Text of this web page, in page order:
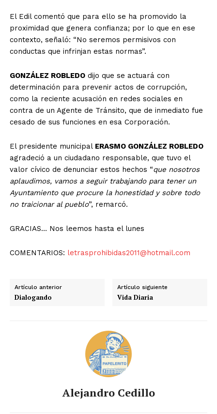
El Edil comentó que para ello se ha promovido la
proximidad que genera confianza; por lo que en ese
contexto, señaló: “No seremos permisivos con
conductas que infrinjan estas normas”.
GONZÁLEZ ROBLEDO dijo que se actuará con
determinación para prevenir actos de corrupción,
como la reciente acusación en redes sociales en
contra de un Agente de Tránsito, que de inmediato fue
cesado de sus funciones en esa Corporación.
El presidente municipal ERASMO GONZÁLEZ ROBLEDO
agradeció a un ciudadano responsable, que tuvo el
valor cívico de denunciar estos hechos “que nosotros
aplaudimos, vamos a seguir trabajando para tener un
Ayuntamiento que procure la honestidad y sobre todo
no traicionar al pueblo”, remarcó.
GRACIAS… Nos leemos hasta el lunes
COMENTARIOS: letrasprohibidas2011@hotmail.com
Artículo anterior
Dialogando
Artículo siguiente
Vida Diaria
Alejandro Cedillo